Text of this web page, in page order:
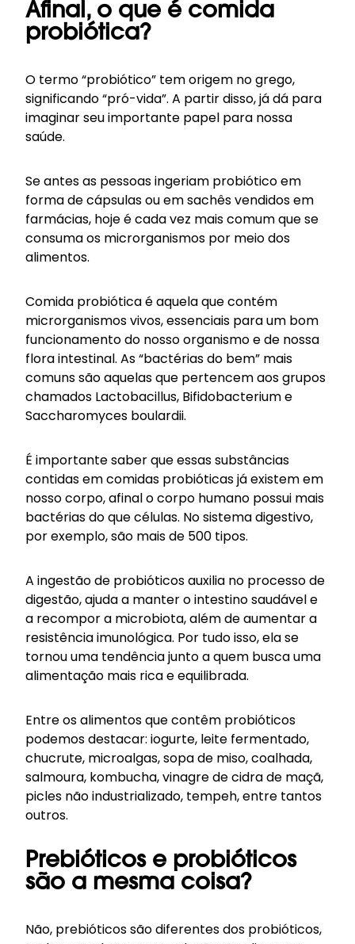
Afinal, o que é comida
probiótica?
O termo “probiótico” tem origem no grego,
significando “pró-vida”. A partir disso, já dá para
imaginar seu importante papel para nossa
saúde.
Se antes as pessoas ingeriam probiótico em
forma de cápsulas ou em sachês vendidos em
farmácias, hoje é cada vez mais comum que se
consuma os microrganismos por meio dos
alimentos.
Comida probiótica é aquela que contém
microrganismos vivos, essenciais para um bom
funcionamento do nosso organismo e de nossa
flora intestinal. As “bactérias do bem” mais
comuns são aquelas que pertencem aos grupos
chamados Lactobacillus, Bifidobacterium e
Saccharomyces boulardii.
É importante saber que essas substâncias
contidas em comidas probióticas já existem em
nosso corpo, afinal o corpo humano possui mais
bactérias do que células. No sistema digestivo,
por exemplo, são mais de 500 tipos.
A ingestão de probióticos auxilia no processo de
digestão, ajuda a manter o intestino saudável e
a recompor a microbiota, além de aumentar a
resistência imunológica. Por tudo isso, ela se
tornou uma tendência junto a quem busca uma
alimentação mais rica e equilibrada.
Entre os alimentos que contêm probióticos
podemos destacar: iogurte, leite fermentado,
chucrute, microalgas, sopa de miso, coalhada,
salmoura, kombucha, vinagre de cidra de maçã,
picles não industrializado, tempeh, entre tantos
outros.
Prebióticos e probióticos
são a mesma coisa?
Não, prebióticos são diferentes dos probióticos,